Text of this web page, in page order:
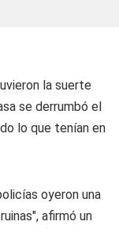
la suerte
se derrumbó el
lo que tenían en
oyeron una
afirmó un